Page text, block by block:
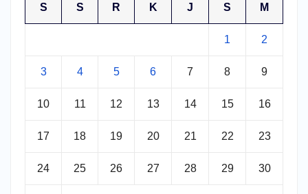
S S R K J S M
1 2
3 4 5 6 7 8 9
10 11 12 13 14 15 16
17 18 19 20 21 22 23
24 25 26 27 28 29 30